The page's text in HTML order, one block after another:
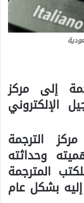
إلى مركز
الإلكتروني
الترجمة
وحداثته
المترجمة
إليه بشكل عام